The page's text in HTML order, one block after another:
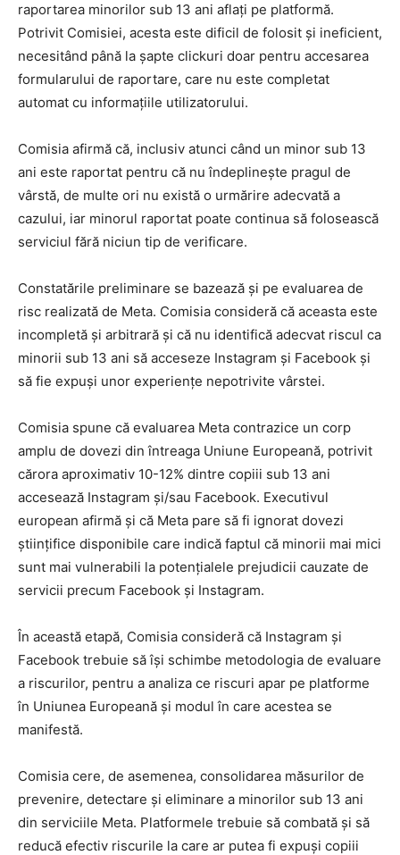
raportarea minorilor sub 13 ani aflați pe platformă.
Potrivit Comisiei, acesta este dificil de folosit și ineficient,
necesitând până la șapte clickuri doar pentru accesarea
formularului de raportare, care nu este completat
automat cu informațiile utilizatorului.
Comisia afirmă că, inclusiv atunci când un minor sub 13
ani este raportat pentru că nu îndeplinește pragul de
vârstă, de multe ori nu există o urmărire adecvată a
cazului, iar minorul raportat poate continua să folosească
serviciul fără niciun tip de verificare.
Constatările preliminare se bazează și pe evaluarea de
risc realizată de Meta. Comisia consideră că aceasta este
incompletă și arbitrară și că nu identifică adecvat riscul ca
minorii sub 13 ani să acceseze Instagram și Facebook și
să fie expuși unor experiențe nepotrivite vârstei.
Comisia spune că evaluarea Meta contrazice un corp
amplu de dovezi din întreaga Uniune Europeană, potrivit
cărora aproximativ 10-12% dintre copiii sub 13 ani
accesează Instagram și/sau Facebook. Executivul
european afirmă și că Meta pare să fi ignorat dovezi
științifice disponibile care indică faptul că minorii mai mici
sunt mai vulnerabili la potențialele prejudicii cauzate de
servicii precum Facebook și Instagram.
În această etapă, Comisia consideră că Instagram și
Facebook trebuie să își schimbe metodologia de evaluare
a riscurilor, pentru a analiza ce riscuri apar pe platforme
în Uniunea Europeană și modul în care acestea se
manifestă.
Comisia cere, de asemenea, consolidarea măsurilor de
prevenire, detectare și eliminare a minorilor sub 13 ani
din serviciile Meta. Platformele trebuie să combată și să
reducă efectiv riscurile la care ar putea fi expuși copiii